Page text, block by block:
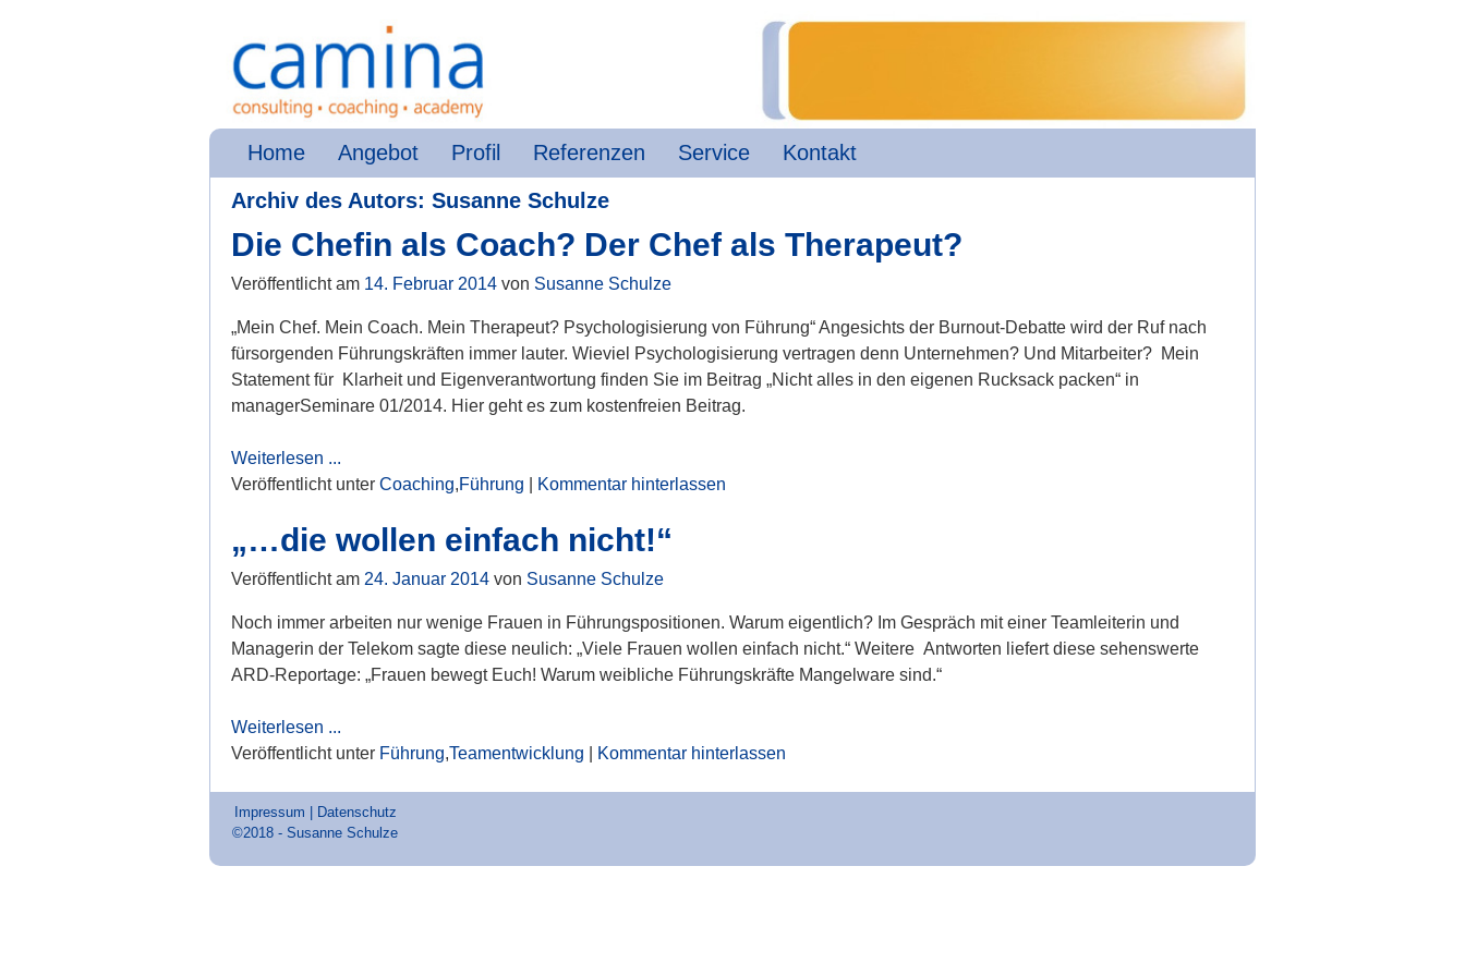
Home Angebot Profil Referenzen Service
Kontakt
Archiv des Autors:Susanne Schulze
Die Chefin als Coach? Der Chef als Therapeut?
Veröffentlicht am 14. Februar 2014 von Susanne Schulze
„Mein Chef. Mein Coach. Mein Therapeut? Psychologisierung von Führung“ Angesichts der Burnout-Debatte wird der Ruf nach
fürsorgenden Führungskräften immer lauter. Wieviel Psychologisierung vertragen denn Unternehmen? Und Mitarbeiter? Mein
Statement für Klarheit und Eigenverantwortung finden Sie im Beitrag „Nicht alles in den eigenen Rucksack packen“ in
managerSeminare 01/2014. Hier geht es zum kostenfreien Beitrag.
Weiterlesen ...
Veröffentlicht unter Coaching,Führung Kommentar hinterlassen
„…die wollen einfach nicht!“
Veröffentlicht am 24. Januar 2014 von Susanne Schulze
Noch immer arbeiten nur wenige Frauen in Führungspositionen. Warum eigentlich? Im Gespräch mit einer Teamleiterin und
Managerin der Telekom sagte diese neulich: „Viele Frauen wollen einfach nicht.“ Weitere Antworten liefert diese sehenswerte
ARD-Reportage: „Frauen bewegt Euch! Warum weibliche Führungskräfte Mangelware sind.“
Weiterlesen ...
Veröffentlicht unter Führung,Teamentwicklung Kommentar hinterlassen
Impressum
Datenschutz
©2018 - Susanne Schulze